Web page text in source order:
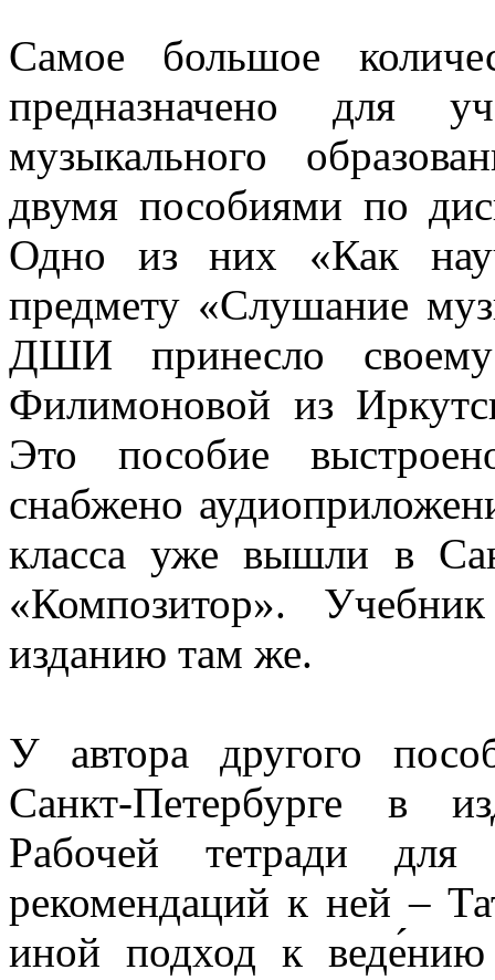
Самое большое
предназначено для
музыкального
двумя пособиями по
Одно из них «Как
предмету «Слушание
ДШИ принесло своему
Филимоновой из
Это пособие
снабжено
класса уже вышли в
«Композитор».
изданию там же.
У автора другого
Санкт-Петербурге в
Рабочей тетради
рекомендаций к ней –
иной подход к